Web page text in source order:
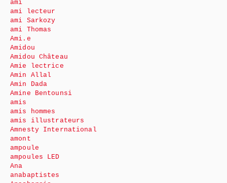
ami
ami lecteur
ami Sarkozy
ami Thomas
Ami.e
Amidou
Amidou Château
Amie lectrice
Amin Allal
Amin Dada
Amine Bentounsi
amis
amis hommes
amis illustrateurs
Amnesty International
amont
ampoule
ampoules LED
Ana
anabaptistes